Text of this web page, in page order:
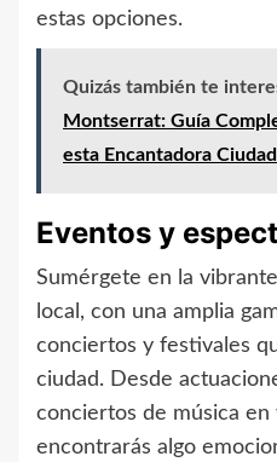
estas opciones.
Quizás también te
Montserrat: Guía
esta Encantadora Ciudad
Eventos y
Sumérgete en la
local, con una amplia
conciertos y festivales
ciudad. Desde
conciertos de música en
encontrarás algo